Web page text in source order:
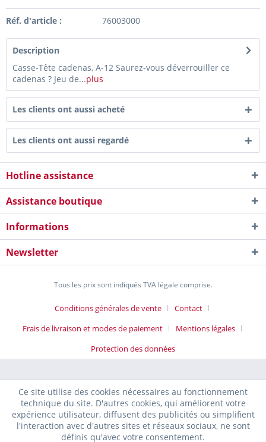
Réf. d'article : 76003000
Description
Casse-Tête cadenas, A-12 Saurez-vous déverrouiller ce
cadenas ? Jeu de...plus
Les clients ont aussi acheté
Les clients ont aussi regardé
Hotline assistance
Assistance boutique
Informations
Newsletter
Tous les prix sont indiqués TVA légale comprise.
Conditions générales de vente
Contact
Frais de livraison et modes de paiement
Mentions légales
Protection des données
Ce site utilise des cookies nécessaires au fonctionnement
technique du site. D'autres cookies, qui améliorent votre
expérience utilisateur, diffusent des publicités ou simplifient
l'interaction avec d'autres sites et réseaux sociaux, ne sont
définis qu'avec votre consentement.